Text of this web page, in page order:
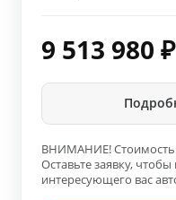
9 513 980 ₽
ВНИМАНИЕ! Стоимость
Оставьте заявку,
интересующего вас